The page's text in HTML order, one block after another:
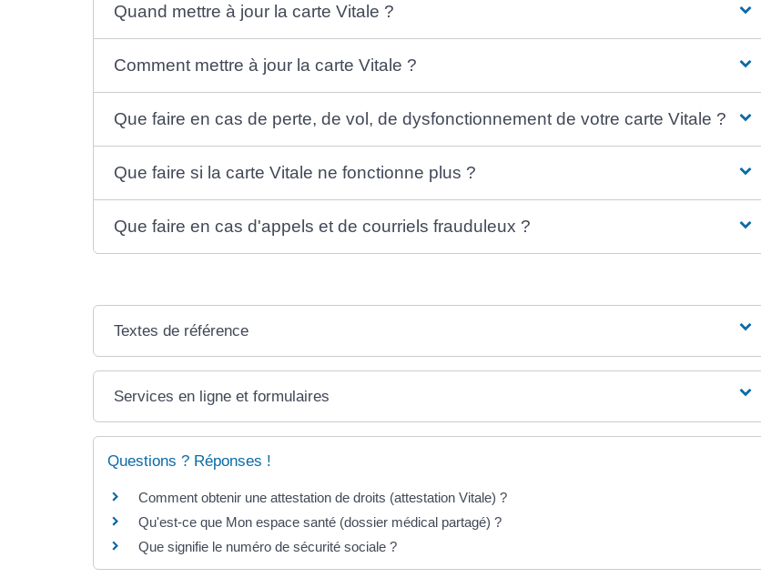
Quand mettre à jour la carte Vitale ?
Comment mettre à jour la carte Vitale ?
Que faire en cas de perte, de vol, de dysfonctionnement de votre carte Vitale ?
Que faire si la carte Vitale ne fonctionne plus ?
Que faire en cas d'appels et de courriels frauduleux ?
Textes de référence
Services en ligne et formulaires
Questions ? Réponses !
Comment obtenir une attestation de droits (attestation Vitale) ?
Qu'est-ce que Mon espace santé (dossier médical partagé) ?
Que signifie le numéro de sécurité sociale ?